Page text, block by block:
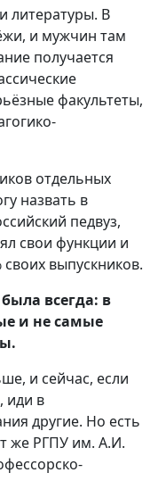
литературы. В
и мужчин там
получается
факультеты,
отдельных
назвать в
педвуз,
свои функции и
выпускников.
всегда: в
и не самые
и сейчас, если
иди в
другие. Но есть
же РГПУ им. А.И.